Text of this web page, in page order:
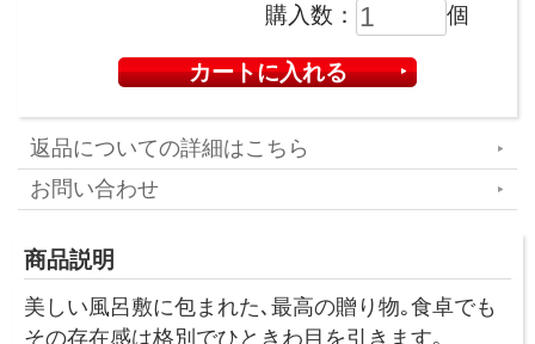
購入数： 個
返品についての詳細はこちら
お問い合わせ
商品説明
美しい風呂敷に包まれた､最高の贈り物｡食卓でも
その存在感は格別でひときわ目を引きます｡